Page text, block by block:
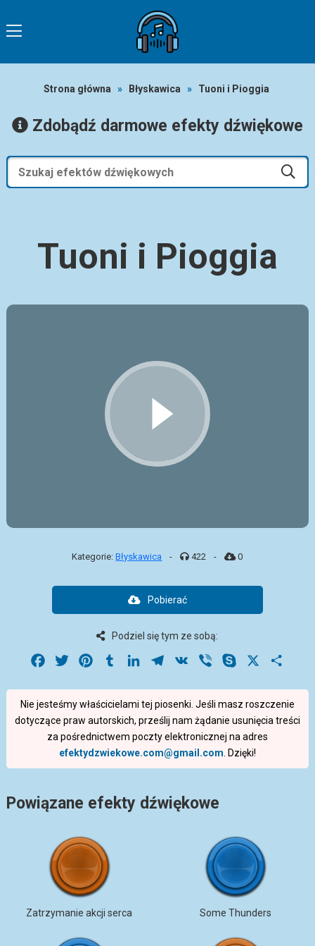
Strona główna » Błyskawica » Tuoni i Pioggia
Zdobądź darmowe efekty dźwiękowe
Tuoni i Pioggia
Kategorie:Błyskawica - 422 - 0
Pobierać
Podziel się tym ze sobą:
Facebook
Twitter PinterestTumblrLinkedInTelegram
VK Viber Skype
Nie jesteśmy właścicielami tej piosenki. Jeśli masz roszczenie
dotyczące praw autorskich, prześlij nam żądanie usunięcia treści
za pośrednictwem poczty elektronicznej na adres
efektydzwiekowe.com@gmail.com . Dzięki!
Powiązane efekty dźwiękowe
Zatrzymanie akcji serca Some Thunders